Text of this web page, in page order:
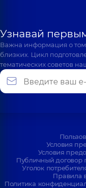
Узнавай
Важна информация о
близких. Цикл
тематических советов
Условия
Условия
Публичный договор
Уголок
Правила
Политика